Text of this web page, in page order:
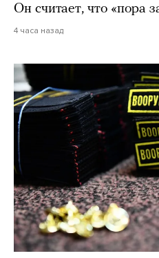
Он считает, что «пора
4 часа назад